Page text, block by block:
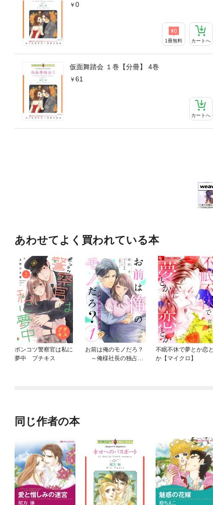
0
1冊無料 カートへ
仮面舞踏会 １巻【分冊】 4巻
61
カートへ
あわせてよく買われている本
ポンコツ警察官は私に
夢中 プチキス
お前は俺のモノだろ？
～俺様社長の独占溺
不眠不休で夢とか恋と
か【マイクロ】
同じ作者の本